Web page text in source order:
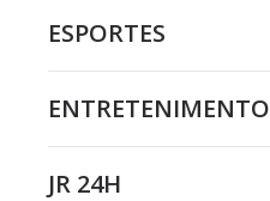
ESPORTES
ENTRETENIMENTO
JR 24H